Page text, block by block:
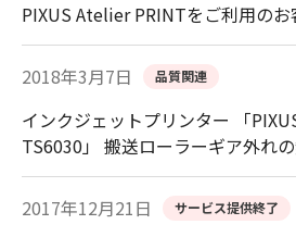
PIXUS Atelier PRINTをご利用のお
2018年3月7日 品質関連
インクジェットプリンター 「
TS6030」 搬送ローラーギア外れ
2017年12月21日 サービス提供終了